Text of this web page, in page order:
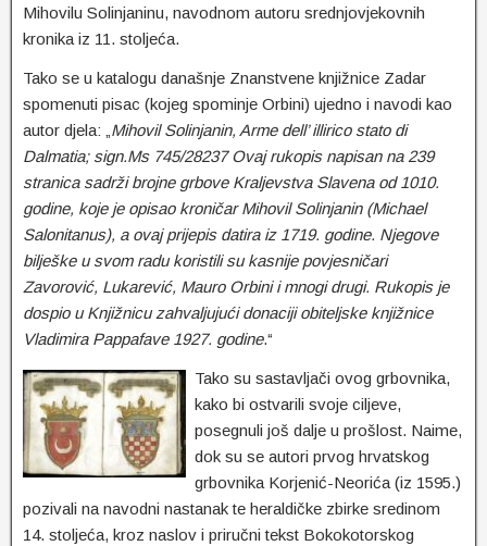
Mihovilu Solinjaninu, navodnom autoru srednjovjekovnih
kronika iz 11. stoljeća.
Tako se u katalogu današnje Znanstvene knjižnice Zadar
spomenuti pisac (kojeg spominje Orbini) ujedno i navodi kao
autor djela: „Mihovil Solinjanin, Arme dell’ illirico stato di
Dalmatia; sign.Ms 745/28237 Ovaj rukopis napisan na 239
stranica sadrži brojne grbove Kraljevstva Slavena od 1010.
godine, koje je opisao kroničar Mihovil Solinjanin (Michael
Salonitanus), a ovaj prijepis datira iz 1719. godine. Njegove
bilješke u svom radu koristili su kasnije povjesničari
Zavorović, Lukarević, Mauro Orbini i mnogi drugi. Rukopis je
dospio u Knjižnicu zahvaljujući donaciji obiteljske knjižnice
Vladimira Pappafave 1927. godine.“
Tako su sastavljači ovog grbovnika,
kako bi ostvarili svoje ciljeve,
posegnuli još dalje u prošlost. Naime,
dok su se autori prvog hrvatskog
grbovnika Korjenić-Neorića (iz 1595.)
pozivali na navodni nastanak te heraldičke zbirke sredinom
14. stoljeća, kroz naslov i priručni tekst Bokokotorskog